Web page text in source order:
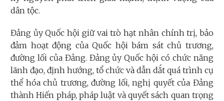
dân tộc.
Đảng ủy Quốc hội giữ vai trò hạt nhân chính trị, bảo
đảm hoạt động của Quốc hội bám sát chủ trương,
đường lối của Đảng. Đảng ủy Quốc hội có chức năng
lãnh đạo, định hướng, tổ chức và dẫn dắt quá trình cụ
thể hóa chủ trương, đường lối, nghị quyết của Đảng
thành Hiến pháp, pháp luật và quyết sách quan trọng